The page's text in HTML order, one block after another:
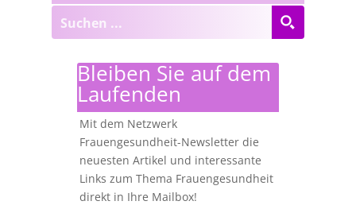
Bleiben Sie auf dem
Laufenden
Mit dem Netzwerk
Frauengesundheit-Newsletter die
neuesten Artikel und interessante
Links zum Thema Frauengesundheit
direkt in Ihre Mailbox!